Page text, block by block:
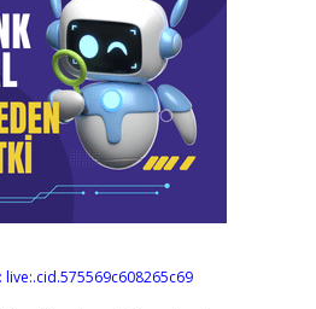
live:.cid.575569c608265c69